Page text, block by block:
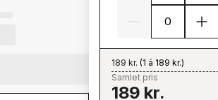
189 kr. (1 á 189 kr.)
Samlet pris
189 kr.